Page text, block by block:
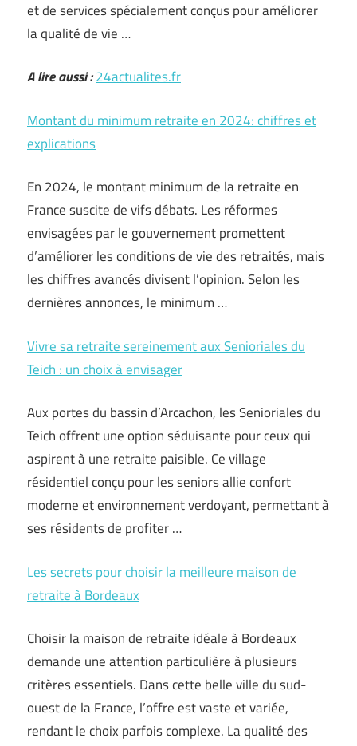
et de services spécialement conçus pour améliorer
la qualité de vie …
A lire aussi :24actualites.fr
Montant du minimum retraite en 2024: chiffres et
explications
En 2024, le montant minimum de la retraite en
France suscite de vifs débats. Les réformes
envisagées par le gouvernement promettent
d’améliorer les conditions de vie des retraités, mais
les chiffres avancés divisent l’opinion. Selon les
dernières annonces, le minimum …
Vivre sa retraite sereinement aux Senioriales du
Teich : un choix à envisager
Aux portes du bassin d’Arcachon, les Senioriales du
Teich offrent une option séduisante pour ceux qui
aspirent à une retraite paisible. Ce village
résidentiel conçu pour les seniors allie confort
moderne et environnement verdoyant, permettant à
ses résidents de profiter …
Les secrets pour choisir la meilleure maison de
retraite à Bordeaux
Choisir la maison de retraite idéale à Bordeaux
demande une attention particulière à plusieurs
critères essentiels. Dans cette belle ville du sud-
ouest de la France, l’offre est vaste et variée,
rendant le choix parfois complexe. La qualité des